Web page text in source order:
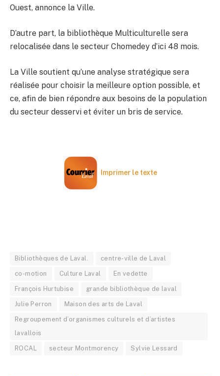
Ouest, annonce la Ville.
D’autre part, la bibliothèque Multiculturelle sera
relocalisée dans le secteur Chomedey d’ici 48 mois.
La Ville soutient qu’une analyse stratégique sera
réalisée pour choisir la meilleure option possible, et
ce, afin de bien répondre aux besoins de la population
du secteur desservi et éviter un bris de service.
Imprimer le texte
Bibliothèques de Laval. centre-ville de Laval
co-motion Culture Laval En vedette
François Hurtubise grande bibliothèque de laval
Julie Perron Maison des arts de Laval
Regroupement d’organismes culturels et d’artistes
lavallois
ROCAL secteur Montmorency Sylvie Lessard